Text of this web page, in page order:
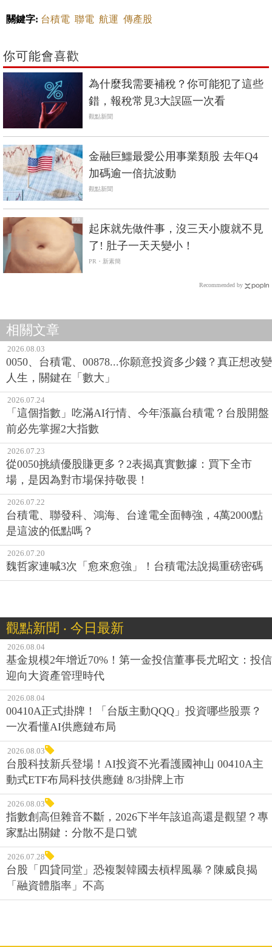
關鍵字: 台積電 聯電 航運 傳產股
你可能會喜歡
為什麼我需要補稅？你可能犯了這些
錯，報稅常見3大誤區一次看
觀點新聞
金融巨鱷最愛公用事業類股 去年Q4
加碼逾一倍抗波動
觀點新聞
PR
起床就先做件事，沒三天小腹就不見
了! 肚子一天天變小！
PR・新素簡
Recommended by
相關文章
2026.08.03
0050、台積電、00878...你願意投資多少錢？真正想改變
人生，關鍵在「數大」
2026.07.24
「這個指數」吃滿AI行情、今年漲贏台積電？台股開盤
前必先掌握2大指數
2026.07.23
從0050挑績優股賺更多？2表揭真實數據：買下全市
場，是因為對市場保持敬畏！
2026.07.22
台積電、聯發科、鴻海、台達電全面轉強，4萬2000點
是這波的低點嗎？
2026.07.20
魏哲家連喊3次「愈來愈強」！台積電法說揭重磅密碼
觀點新聞 ‧ 今日最新
2026.08.04
基金規模2年增近70%！第一金投信董事長尤昭文：投信
迎向大資產管理時代
2026.08.04
00410A正式掛牌！「台版主動QQQ」投資哪些股票？
一次看懂AI供應鏈布局
2026.08.03
台股科技新兵登場！AI投資不光看護國神山 00410A主
動式ETF布局科技供應鏈 8/3掛牌上市
2026.08.03
指數創高但雜音不斷，2026下半年該追高還是觀望？專
家點出關鍵：分散不是口號
2026.07.28
台股「四貸同堂」恐複製韓國去槓桿風暴？陳威良揭
「融資體脂率」不高